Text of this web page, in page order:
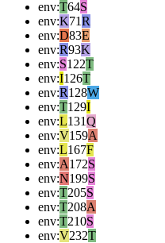
env:T64S
env:K71R
env:D83E
env:R93K
env:S122T
env:I126T
env:R128W
env:T129I
env:L131Q
env:V159A
env:L167F
env:A172S
env:N199S
env:T205S
env:T208A
env:T210S
env:V232T